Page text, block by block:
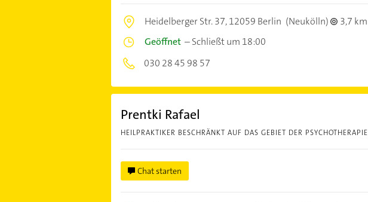
Heidelberger Str. 37,12059 Berlin (Neukölln)
3,7 km
Geöffnet–Schließt um 18:00
030 28 45 98 57
Prentki Rafael
HEILPRAKTIKER BESCHRÄNKT AUF DAS GEBIET DER PSYCHOTHERAPIE
Chat starten